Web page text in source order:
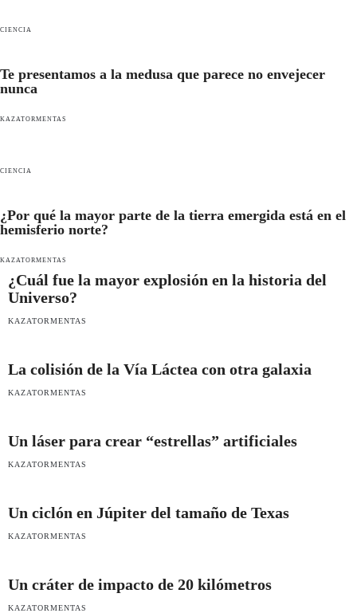
CIENCIA
Te presentamos a la medusa que parece no envejecer
nunca
KAZATORMENTAS
CIENCIA
¿Por qué la mayor parte de la tierra emergida está en el
hemisferio norte?
KAZATORMENTAS
¿Cuál fue la mayor explosión en la historia del
Universo?
KAZATORMENTAS
La colisión de la Vía Láctea con otra galaxia
KAZATORMENTAS
Un láser para crear “estrellas” artificiales
KAZATORMENTAS
Un ciclón en Júpiter del tamaño de Texas
KAZATORMENTAS
Un cráter de impacto de 20 kilómetros
KAZATORMENTAS